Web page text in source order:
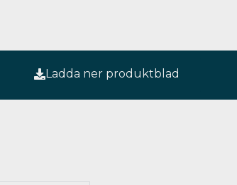
Ladda ner produktblad